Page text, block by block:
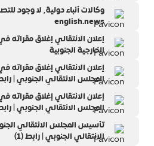
وكالات أنباء
english.news
الخارجية الجنوبية
المجلس الانتقالي الجنوبي |
المجلس الانتقالي الجنوبي |
تأسيس المجلس الانتقالي
الانتقالي الجنوبي | رابط (1)